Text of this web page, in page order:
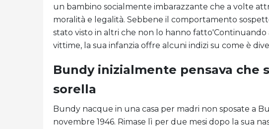
un bambino socialmente imbarazzante che a volte
moralità e legalità. Sebbene il comportamento
stato visto in altri che non lo hanno
vittime, la sua infanzia offre alcuni indizi su come è
Bundy inizialmente pensava che
sorella
Bundy nacque in una casa per madri non sposate a
novembre 1946. Rimase lì per due mesi dopo la sua